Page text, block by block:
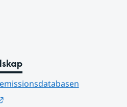
Länk till annan webbplats.